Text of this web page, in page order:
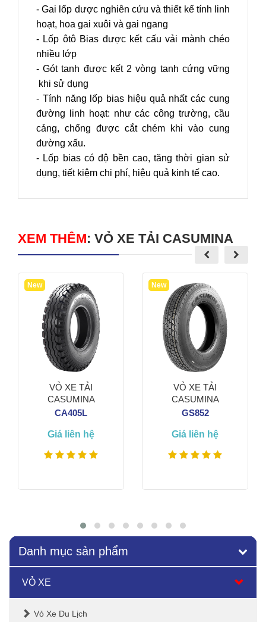
- Gai lốp dược nghiên cứu và thiết kế tính linh
hoạt, hoa gai xuôi và gai ngang
- Lốp ôtô Bias được kết cấu vải mành chéo
nhiều lớp
- Gót tanh được kết 2 vòng tanh cứng vững
khi sử dụng
- Tính năng lốp bias hiệu quả nhất các cung
đường linh hoạt: như các công trường, cầu
cảng, chống được cắt chém khi vào cung
đường xấu.
- Lốp bias có độ bền cao, tăng thời gian sử
dụng, tiết kiệm chi phí, hiệu quả kinh tế cao.
XEM THÊM: VỎ XE TẢI CASUMINA
VỎ XE TẢI
CASUMINA
CA405L
Giá liên hệ
New
VỎ XE TẢI
CASUMINA
GS852
Giá liên hệ
New
Danh mục sản phẩm
VỎ XE
Vỏ Xe Du Lịch